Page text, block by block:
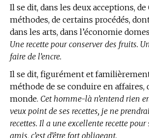
Il se dit, dans les deux acceptions, de
méthodes, de certains procédés,
dans les arts, dans l’économie
Une recette pour conserver des fruits.
faire de l’encre.
Il se dit, figurément et
méthode de se conduire en affaires,
monde. Cet homme-là n’entend rien
veux point de ses recettes, je ne
recettes. Il a une excellente recette pour
amis, c’est d’être fort obligeant.